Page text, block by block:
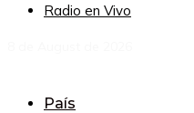
Radio en Vivo
País